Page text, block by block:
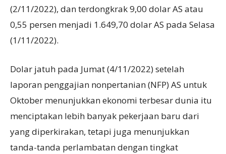
(2/11/2022), dan terdongkrak 9,00 dolar AS atau
0,55 persen menjadi 1.649,70 dolar AS pada Selasa
(1/11/2022).
Dolar jatuh pada Jumat (4/11/2022) setelah
laporan penggajian nonpertanian (NFP) AS untuk
Oktober menunjukkan ekonomi terbesar dunia itu
menciptakan lebih banyak pekerjaan baru dari
yang diperkirakan, tetapi juga menunjukkan
tanda-tanda perlambatan dengan tingkat